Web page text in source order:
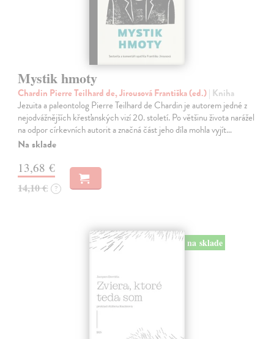
Mystik hmoty
Chardin Pierre Teilhard de, Jirousová Františka (ed.)| Kniha
Jezuita a paleontolog Pierre Teilhard de Chardin je autorem jedné z
nejodvážnějších křesťanských vizí 20. století. Po většinu života narážel
na odpor církevních autorit a značná část jeho díla mohla vyjít…
Na sklade
13,68 €
14,10 € ?
na sklade